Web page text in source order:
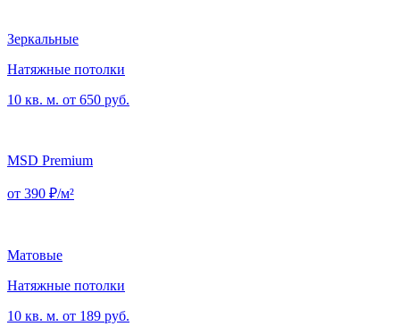
Зеркальные
Натяжные потолки
10 кв. м. от 650 руб.
MSD Premium
от 390 ₽/м²
Матовые
Натяжные потолки
10 кв. м. от 189 руб.